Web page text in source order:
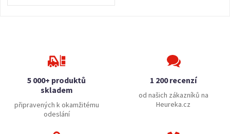
5 000+ produktů
skladem
připravených k okamžitému
odeslání
1 200 recenzí
od našich zákazníků na
Heureka.cz